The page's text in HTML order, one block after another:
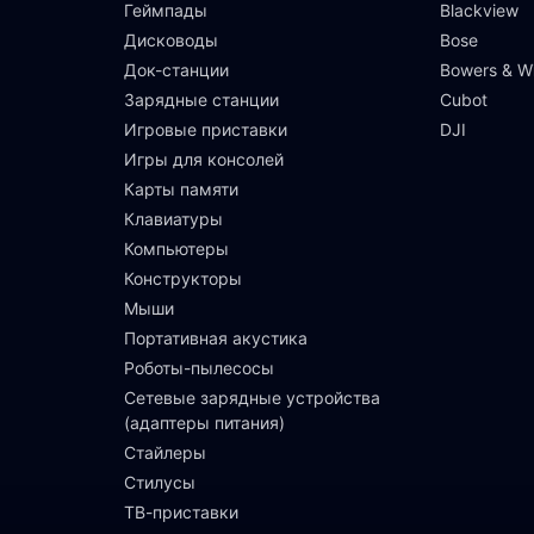
Геймпады
Дисководы
Док-станции
Зарядные станции
Игровые приставки
Игры для консолей
Карты памяти
Клавиатуры
Компьютеры
Конструкторы
Мыши
Портативная акустика
Роботы-пылесосы
Сетевые зарядные устройства
(адаптеры питания)
Стайлеры
Стилусы
ТВ-приставки
Blackview
Bose
Bowers &
Cubot
DJI